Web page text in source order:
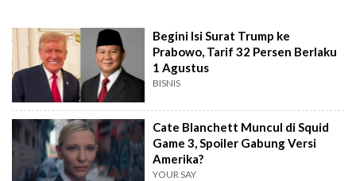
Begini Isi Surat Trump ke
Prabowo, Tarif 32 Persen Berlaku
1 Agustus
BISNIS
Cate Blanchett Muncul di Squid
Game 3, Spoiler Gabung Versi
Amerika?
YOUR SAY